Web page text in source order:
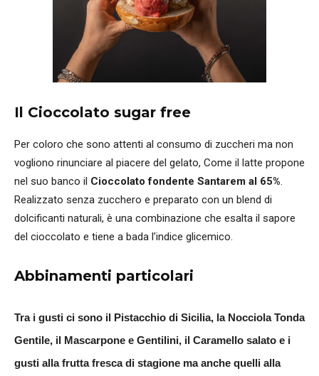
Il Cioccolato sugar free
Per coloro che sono attenti al consumo di zuccheri ma non
vogliono rinunciare al piacere del gelato, Come il latte propone
nel suo banco il Cioccolato fondente Santarem al 65%.
Realizzato senza zucchero e preparato con un blend di
dolcificanti naturali, è una combinazione che esalta il sapore
del cioccolato e tiene a bada l’indice glicemico.
Abbinamenti particolari
Tra i gusti ci sono il Pistacchio di Sicilia, la Nocciola Tonda
Gentile, il Mascarpone e Gentilini, il Caramello salato e i
gusti alla frutta fresca di stagione ma anche quelli alla